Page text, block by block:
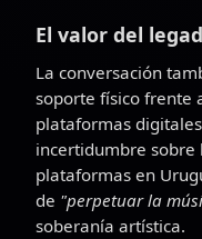
El valor del
La conversación
soporte físico frente
plataformas
incertidumbre sobre
plataformas en
de "perpetuar la
soberanía artística.